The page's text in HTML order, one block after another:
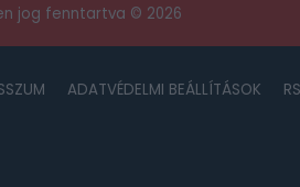
jog fenntartva © 2026
ADATVÉDELMI BEÁLLÍTÁSOK